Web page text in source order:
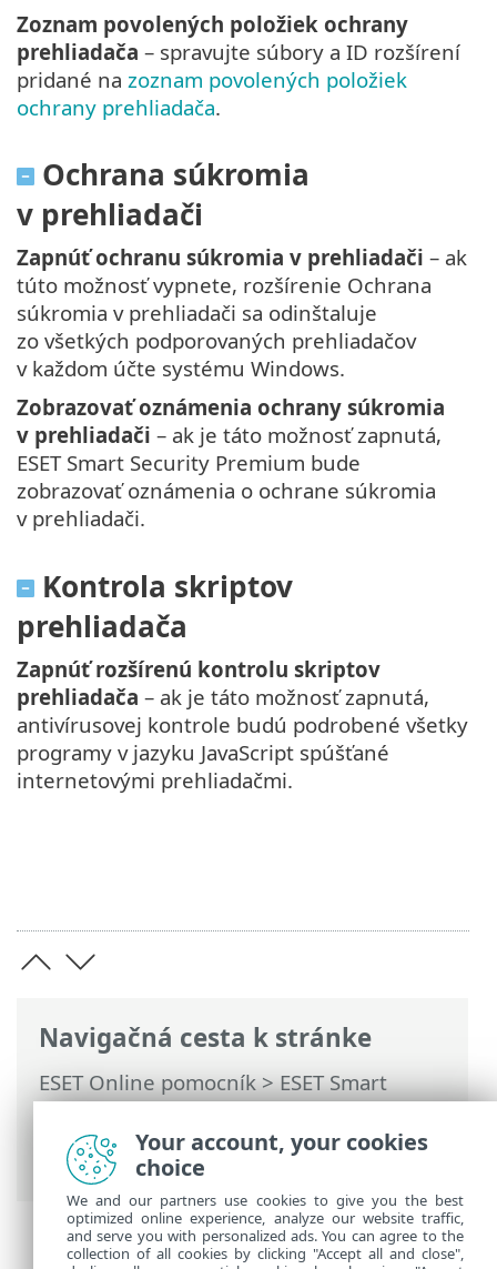
Navigačná cesta k stránke
ESET Online pomocník>ESET Smart
Security Premium>Rozšírené nastavenia
Ochrana>Ochrana prehliadača>
Ochrana pri platbách a prehliadaní
Zoznam povolených položiek ochrany
prehliadača – spravujte súbory a ID rozšírení
pridané na zoznam povolených položiek
ochrany prehliadača.
Ochrana súkromia
v prehliadači
Zapnúť ochranu súkromia v prehliadači – ak
túto možnosť vypnete, rozšírenie Ochrana
súkromia v prehliadači sa odinštaluje
zo všetkých podporovaných prehliadačov
v každom účte systému Windows.
Zobrazovať oznámenia ochrany súkromia
v prehliadači – ak je táto možnosť zapnutá,
ESET Smart Security Premium bude
zobrazovať oznámenia o ochrane súkromia
v prehliadači.
Kontrola skriptov
prehliadača
Zapnúť rozšírenú kontrolu skriptov
prehliadača – ak je táto možnosť zapnutá,
antivírusovej kontrole budú podrobené všetky
programy v jazyku JavaScript spúšťané
internetovými prehliadačmi.
Your account, your cookies
choice
We and our partners use cookies to give you the best
optimized online experience, analyze our website traffic,
and serve you with personalized ads. You can agree to the
collection of all cookies by clicking "Accept all and close",